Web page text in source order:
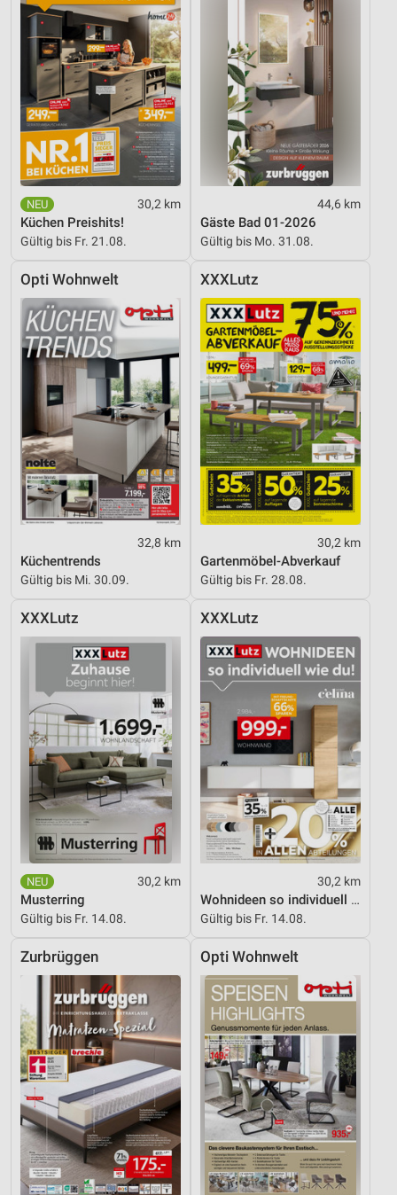
30,2 km
Küchen Preishits!
Gültig bis Fr. 21.08.
44,6 km
Gäste Bad 01-2026
Gültig bis Mo. 31.08.
Opti Wohnwelt
32,8 km
Küchentrends
Gültig bis Mi. 30.09.
XXXLutz
30,2 km
Gartenmöbel-Abverkauf
Gültig bis Fr. 28.08.
XXXLutz
30,2 km
Musterring
Gültig bis Fr. 14.08.
XXXLutz
30,2 km
Wohnideen so individuell wie du!
Gültig bis Fr. 14.08.
Zurbrüggen Opti Wohnwelt